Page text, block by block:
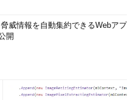
威情報を自動集約できるWebアプ
開